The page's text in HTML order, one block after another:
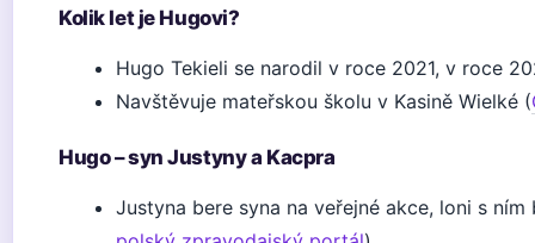
Kolik let je Hugovi?
Hugo Tekieli se narodil v roce 2021, v roce
Navštěvuje mateřskou školu v Kasině Wielké (
Hugo – syn Justyny a Kacpra
Justyna bere syna na veřejné akce, loni s